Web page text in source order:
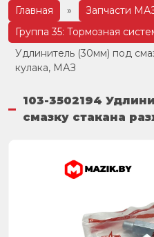
Главная » Запчасти
Группа 35: Тормозная
Удлинитель (30мм) под
кулака, МАЗ
103-3502194
смазку стакана